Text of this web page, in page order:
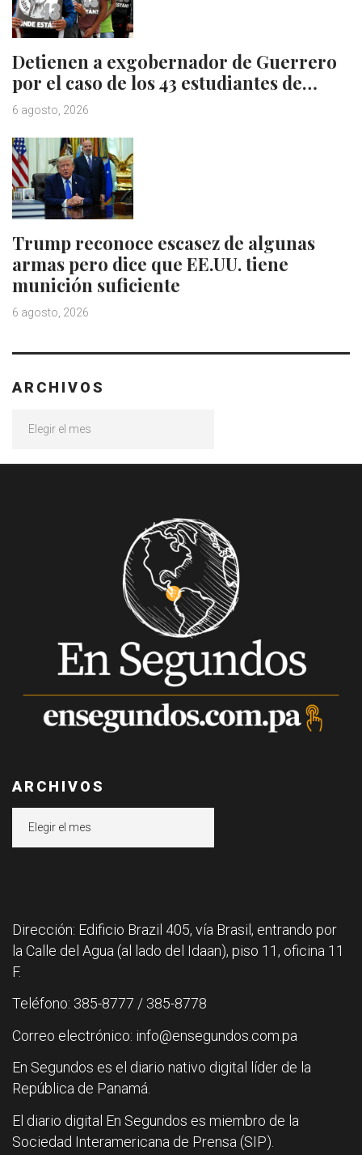
Detienen a exgobernador de Guerrero
por el caso de los 43 estudiantes de…
6 agosto, 2026
Trump reconoce escasez de algunas
armas pero dice que EE.UU. tiene
munición suficiente
6 agosto, 2026
ARCHIVOS
ARCHIVOS
Dirección: Edificio Brazil 405, vía Brasil, entrando por
la Calle del Agua (al lado del Idaan), piso 11, oficina 11
F.
Teléfono: 385-8777 / 385-8778
Correo electrónico: info@ensegundos.com.pa
En Segundos es el diario nativo digital líder de la
República de Panamá.
El diario digital En Segundos es miembro de la
Sociedad Interamericana de Prensa (SIP).